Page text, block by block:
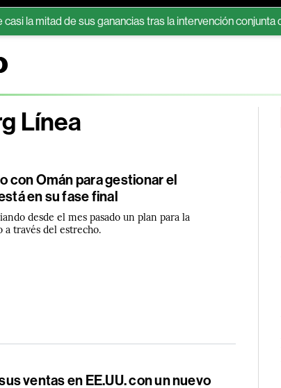
de sus ganancias tras la intervención conjunta de EE.UU.
Línea
con Omán para gestionar el
en su fase final
desde el mes pasado un plan para la
través del estrecho.
ventas en EE.UU. con un nuevo